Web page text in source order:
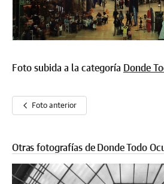
Foto subida a la categoría Donde
Foto anterior
Otras fotografías de Donde Todo